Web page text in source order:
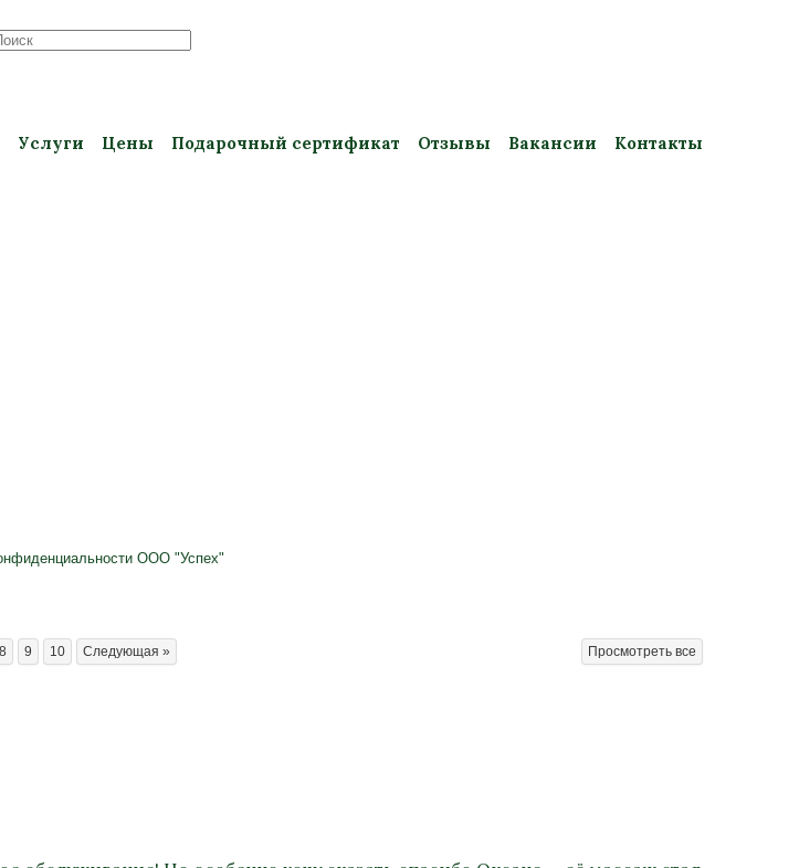
Услуги Цены Подарочный сертификат Отзывы Вакансии Контакты
ООО "Успех"
Просмотреть все
8 9 10 Следующая »